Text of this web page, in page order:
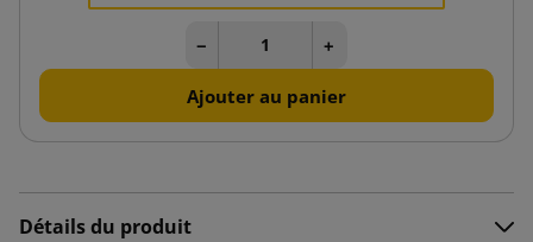
− +
Ajouter au panier
Détails du produit